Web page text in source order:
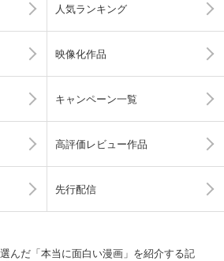
人気ランキング
映像化作品
キャンペーン一覧
高評価レビュー作品
先行配信
んだ「本当に面白い漫画」を紹介する記